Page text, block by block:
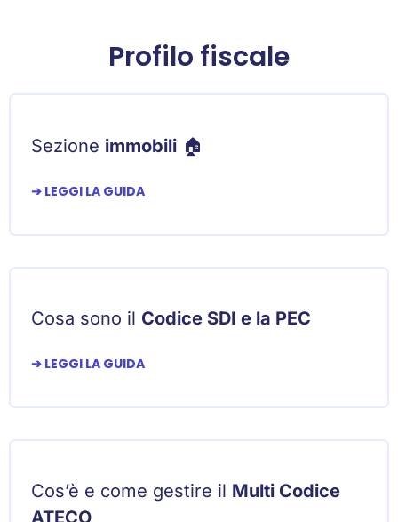
Profilo fiscale
Sezione immobili🏠
➔ LEGGI LA GUIDA
Cosa sono il Codice SDI e la PEC
➔ LEGGI LA GUIDA
Cos’è e come gestire il Multi Codice
ATECO